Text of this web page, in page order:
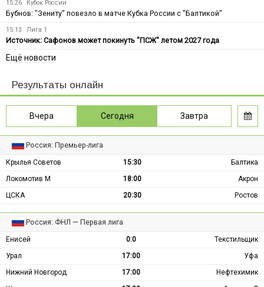
15:26 Кубок России
Бубнов: "Зениту" повезло в матче Кубка России с "Балтикой"
15:13 Лига 1
Источник: Сафонов может покинуть "ПСЖ" летом 2027 года
Ещё новости
Результаты онлайн
Вчера Сегодня Завтра
Россия: Премьер-лига
Крылья Советов 15:30
Балтика
Локомотив М
18:00
Акрон
ЦСКА
20:30 Ростов
Россия: ФНЛ — Первая лига
Енисей 0:0
Текстильщик
Урал
17:00
Уфа
Нижний Новгород
17:00
Нефтехимик